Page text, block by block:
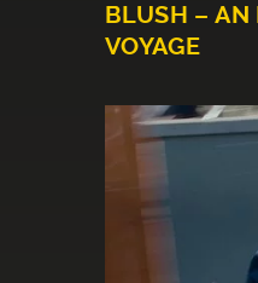
BLUSH – AN
VOYAGE